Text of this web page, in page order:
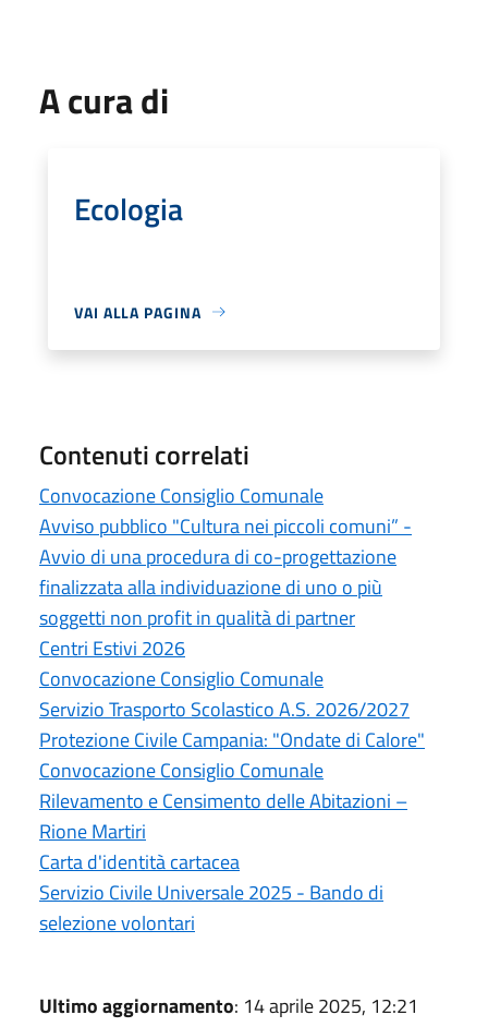
A cura di
Ecologia
VAI ALLA PAGINA
Contenuti correlati
Convocazione Consiglio Comunale
Avviso pubblico "Cultura nei piccoli comuni” -
Avvio di una procedura di co-progettazione
finalizzata alla individuazione di uno o più
soggetti non profit in qualità di partner
Centri Estivi 2026
Convocazione Consiglio Comunale
Servizio Trasporto Scolastico A.S. 2026/2027
Protezione Civile Campania: "Ondate di Calore"
Convocazione Consiglio Comunale
Rilevamento e Censimento delle Abitazioni –
Rione Martiri
Carta d'identità cartacea
Servizio Civile Universale 2025 - Bando di
selezione volontari
Ultimo aggiornamento: 14 aprile 2025, 12:21